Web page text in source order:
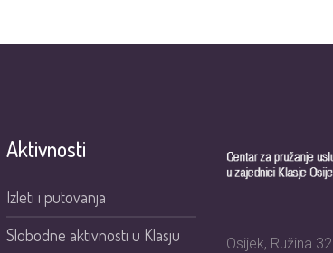
Aktivnosti
Izleti i putovanja
Slobodne aktivnosti u Klasju
Osijek, Ružina 32